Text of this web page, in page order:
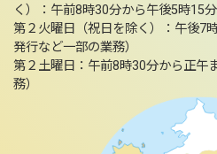
く）：午前8時30分から午後5時15
第２火曜日（祝日を除く）：午後7
発行など一部の業務）
第２土曜日：午前8時30分から正午
務）